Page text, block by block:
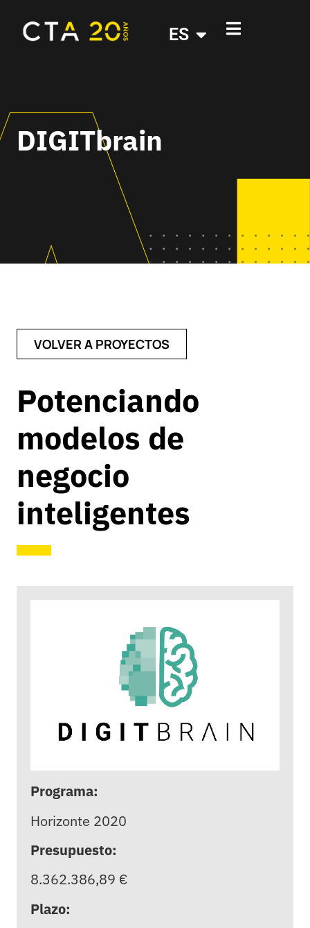
ES
DIGITbrain
Potenciando
modelos de
negocio
inteligentes
VOLVER A PROYECTOS
Programa:
Horizonte 2020
Presupuesto:
8.362.386,89 €
Plazo: